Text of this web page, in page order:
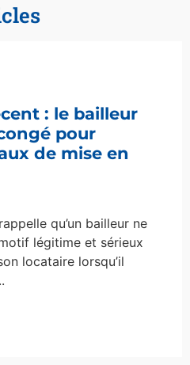
: le bailleur
pour
de mise en
qu’un bailleur ne
légitime et sérieux
locataire lorsqu’il